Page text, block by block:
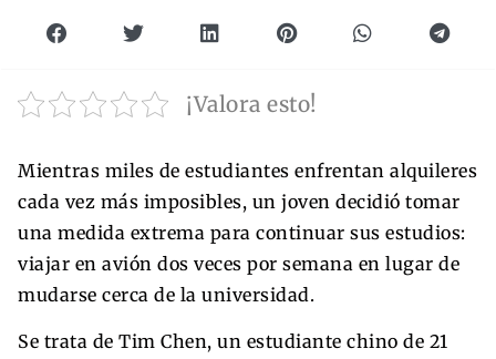
¡Valora esto!
Mientras miles de estudiantes enfrentan alquileres
cada vez más imposibles, un joven decidió tomar
una medida extrema para continuar sus estudios:
viajar en avión dos veces por semana en lugar de
mudarse cerca de la universidad.
Se trata de Tim Chen, un estudiante chino de 21